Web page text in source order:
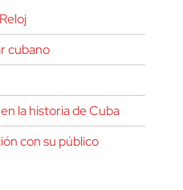
cubano
la historia de Cuba
con su público